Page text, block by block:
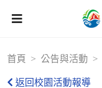
首頁 公告與活動
返回校園活動報導